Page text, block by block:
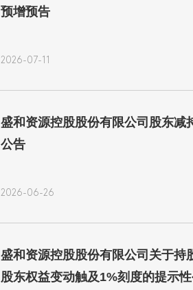
预增预告
2026-07-11
盛和资源控股股份有限公司股东减
公告
2026-06-26
盛和资源控股股份有限公司关于持
股东权益变动触及1%刻度的提示